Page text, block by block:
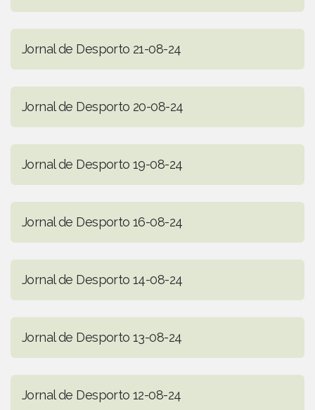
Jornal de Desporto 21-08-24
Jornal de Desporto 20-08-24
Jornal de Desporto 19-08-24
Jornal de Desporto 16-08-24
Jornal de Desporto 14-08-24
Jornal de Desporto 13-08-24
Jornal de Desporto 12-08-24